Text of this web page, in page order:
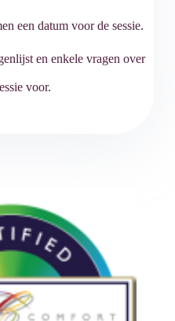
een datum voor de sessie.
en enkele vragen over
voor.